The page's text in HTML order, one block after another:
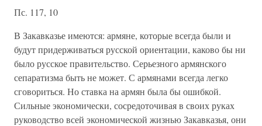
Пс. 117, 10
В Закавказье имеются: армяне, которые всегда были и
будут придерживаться русской ориентации, каково бы ни
было русское правительство. Серьезного армянского
сепаратизма быть не может. С армянами всегда легко
сговориться. Но ставка на армян была бы ошибкой.
Сильные экономически, сосредоточивая в своих руках
руководство всей экономической жизнью Закавказья, они